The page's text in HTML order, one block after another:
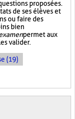
proposées.
de ses élèves et
ou faire des
bien
permet aux
valider.
(19)